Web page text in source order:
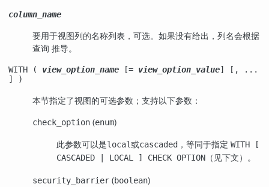
column_name
要用于视图列的名称列表，可选。如果没有给出，列名会根据
查询 推导。
WITH ( view_option_name [= view_option_value] [, ...
] )
本节指定了视图的可选参数；支持以下参数：
check_option (enum)
此参数可以是local或cascaded ，等同于指定 WITH [
CASCADED | LOCAL ] CHECK OPTION （见下文）。
security_barrier (boolean)